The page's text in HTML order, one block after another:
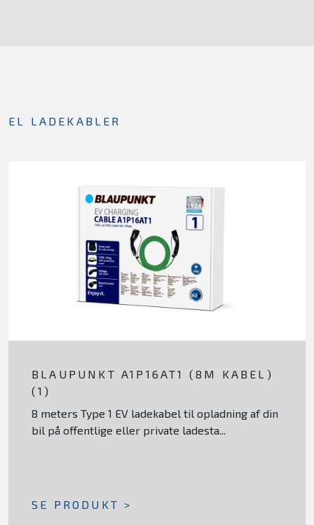
EL LADEKABLER
BLAUPUNKT A1P16AT1 (8M KABEL)
(1)
8 meters Type 1 EV ladekabel til opladning af din
bil på offentlige eller private ladesta...
SE PRODUKT >